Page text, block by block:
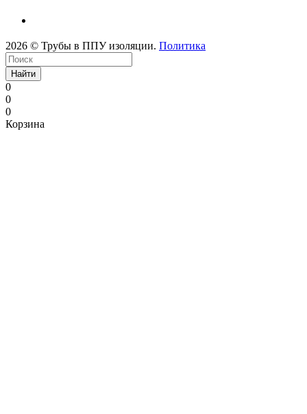
2026 © Трубы в ППУ изоляции. Политика
Найти
0
0
0
Корзина